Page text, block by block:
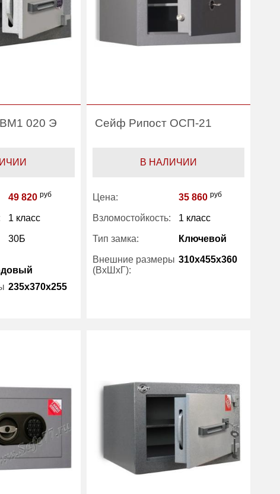
020 Э
49 820 руб
1 класс
30Б
235x370x255
Сейф Рипост ОСП-21
В НАЛИЧИИ
Цена: 35 860 руб
Взломостойкость: 1 класс
Тип замка: Ключевой
Внешние размеры
(ВхШхГ):
310x455x360